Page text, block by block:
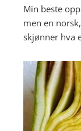
Min beste
men en
skjønner hva